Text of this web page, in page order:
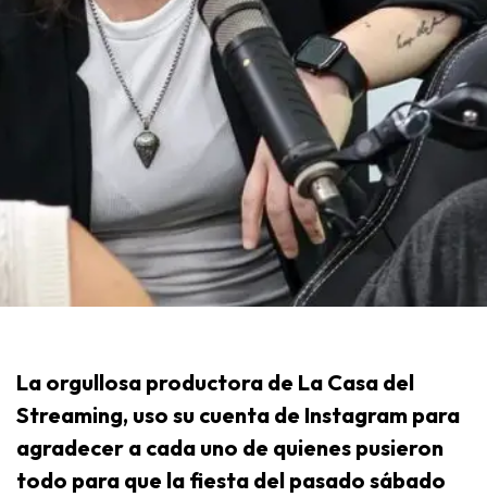
La orgullosa productora de La Casa del
Streaming, uso su cuenta de Instagram para
agradecer a cada uno de quienes pusieron
todo para que la fiesta del pasado sábado